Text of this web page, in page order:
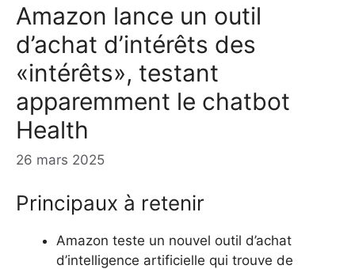
Amazon lance un outil
d’achat d’intérêts des
«intérêts», testant
apparemment le chatbot
Health
26 mars 2025
Principaux à retenir
Amazon teste un nouvel outil d’achat
d’intelligence artificielle qui trouve de